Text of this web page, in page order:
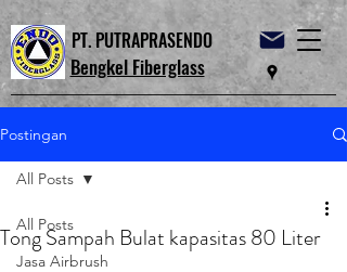
PT. PUTRAPRASENDO
Bengkel Fiberglass
Postingan
All Posts
Jasa Airbrush
All Posts
Tong Sampah Bulat kapasitas 80 Liter